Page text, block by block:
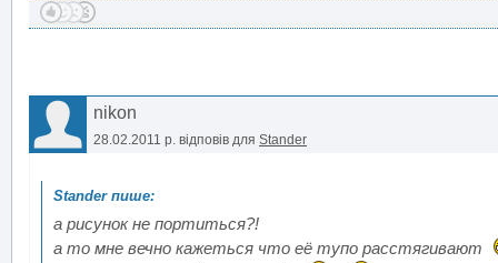
nikon
28.02.2011 р. відповів для Stander
а рисунок не портиться?!
а то мне вечно кажеться что её тупо расстягивают